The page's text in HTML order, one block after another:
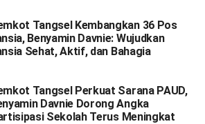
Tangsel Kembangkan 36 Pos
Benyamin Davnie: Wujudkan
Sehat, Aktif, dan Bahagia
Tangsel Perkuat Sarana PAUD,
Davnie Dorong Angka
Sekolah Terus Meningkat